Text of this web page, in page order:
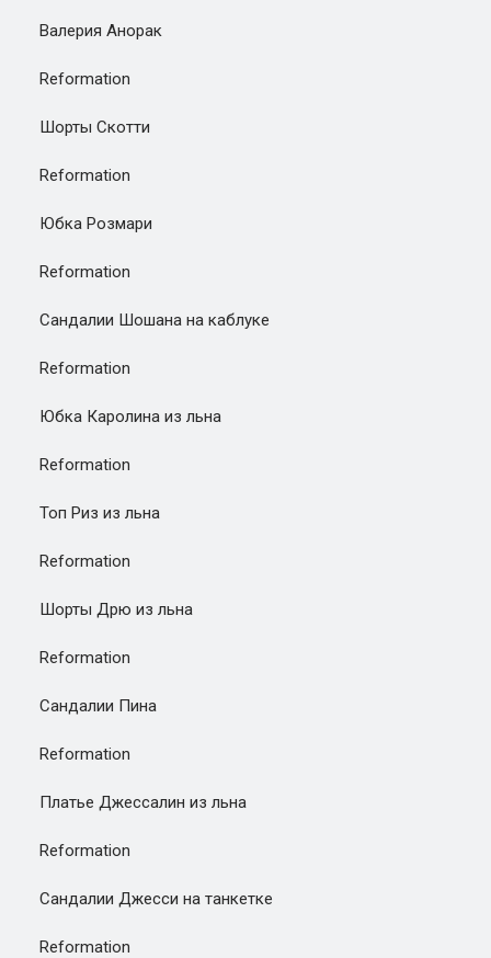
Валерия Анорак
Reformation
Шорты Скотти
Reformation
Юбка Розмари
Reformation
Сандалии Шошана на каблуке
Reformation
Юбка Каролина из льна
Reformation
Топ Риз из льна
Reformation
Шорты Дрю из льна
Reformation
Сандалии Пина
Reformation
Платье Джессалин из льна
Reformation
Сандалии Джесси на танкетке
Reformation